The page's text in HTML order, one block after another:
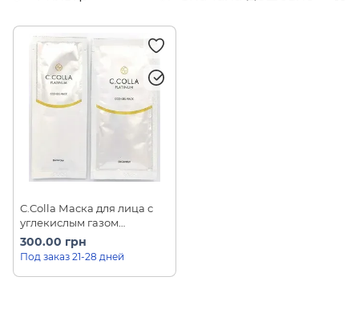
C.Colla Маска для лица с
углекислым газом
Platinum CO2 (1 шт)
300.00 грн
Под заказ 21-28 дней